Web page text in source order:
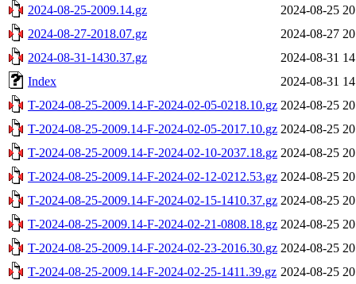
2024-08-25-2009.14.gz
2024-08-25
2024-08-27-2018.07.gz
2024-08-27
2024-08-31-1430.37.gz
2024-08-31
Index
2024-08-31
T-2024-08-25-2009.14-F-2024-02-05-0218.10.gz 2024-08-25
T-2024-08-25-2009.14-F-2024-02-05-2017.10.gz 2024-08-25
T-2024-08-25-2009.14-F-2024-02-10-2037.18.gz 2024-08-25
T-2024-08-25-2009.14-F-2024-02-12-0212.53.gz 2024-08-25
T-2024-08-25-2009.14-F-2024-02-15-1410.37.gz 2024-08-25
T-2024-08-25-2009.14-F-2024-02-21-0808.18.gz 2024-08-25
T-2024-08-25-2009.14-F-2024-02-23-2016.30.gz 2024-08-25
T-2024-08-25-2009.14-F-2024-02-25-1411.39.gz 2024-08-25